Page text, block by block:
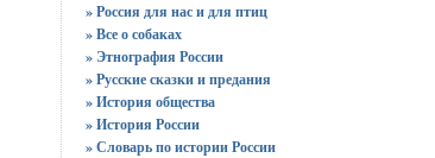
» Россия для нас и для птиц
» Все о собаках
» Этнография России
» Русские сказки и предания
» История общества
» История России
» Словарь по истории России